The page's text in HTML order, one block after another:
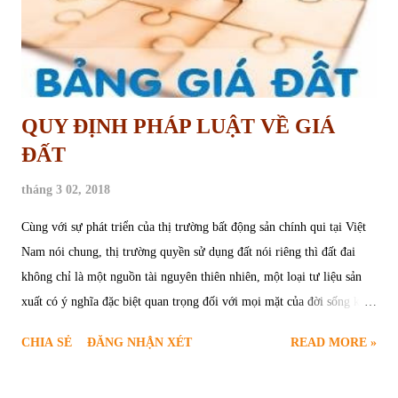
quy định của pháp luật về đất đai và pháp luật...
QUY ĐỊNH PHÁP LUẬT VỀ GIÁ
ĐẤT
tháng 3 02, 2018
Cùng với sự phát triển của thị trường bất động sản chính qui tại Việt
Nam nói chung, thị trường quyền sử dụng đất nói riêng thì đất đai
không chỉ là một nguồn tài nguyên thiên nhiên, một loại tư liệu sản
xuất có ý nghĩa đặc biệt quan trọng đối với mọi mặt của đời sống kinh
sản có giá trị rất lớn, biểu hiện ra bên ngoài bằng giá cả của những
CHIA SẺ ĐĂNG NHẬN XÉT READ MORE »